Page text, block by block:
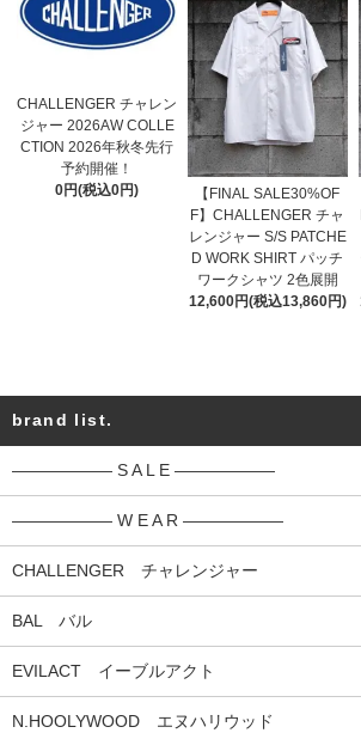
CHALLENGER チャレン
ジャー 2026AW COLLE
CTION 2026年秋冬先行
予約開催！
0円(税込0円)
【FINAL SALE30%OF
F】CHALLENGER チャ
レンジャー S/S PATCHE
D WORK SHIRT パッチ
ワークシャツ 2色展開
12,600円(税込13,860円)
brand list.
―――――― S A L E ――――――
―――――― W E A R ――――――
CHALLENGER チャレンジャー
BAL バル
EVILACT イーブルアクト
N.HOOLYWOOD エヌハリウッド